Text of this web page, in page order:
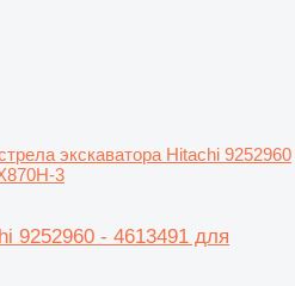
экскаватора Hitachi 9252960
3
9252960 - 4613491 для